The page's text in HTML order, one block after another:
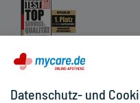
Datenschutz- und